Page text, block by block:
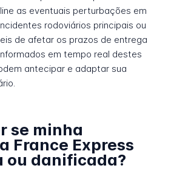
as eventuais perturbações em
rodoviários principais ou
de afetar os prazos de entrega
em tempo real destes
antecipar e adaptar sua
se minha
France Express
ou danificada?